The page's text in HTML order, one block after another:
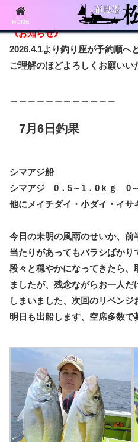
《お知らせ》
2026.4.1より釣り座が予約順へ
ご理解のほどよろしくお願いい
7月6日釣果
シマアジ船
シマアジ 0．5～1．0ｋｇ 0
他にメイチダイ・小ダイ・イサ
今日の未明の風雨のせいか、前
当たりがあってもバラシばかり
段々と穏やかになってきたら、
ましたが、残念ながらお一人だ
しまいました、次回のリベンジ
明日も出船します、空席多数で
HOME